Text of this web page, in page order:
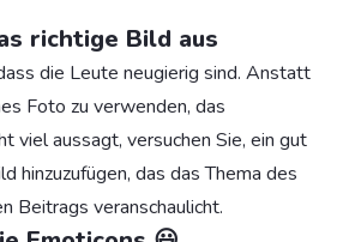
richtige Bild aus
die Leute neugierig sind. Anstatt
Foto zu verwenden, das
viel aussagt, versuchen Sie, ein gut
hinzuzufügen, das das Thema des
Beitrags veranschaulicht.